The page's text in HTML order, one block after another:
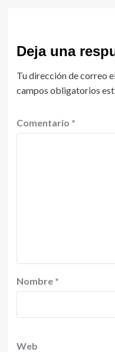
Deja una
Tu dirección de correo
campos obligatorios
Comentario *
Nombre *
Web